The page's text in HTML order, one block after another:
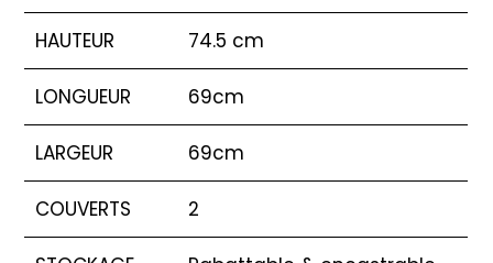
HAUTEUR 74.5 cm
LONGUEUR 69cm
LARGEUR 69cm
COUVERTS 2